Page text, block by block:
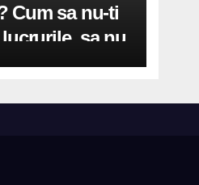
Cum sa nu-ti
sa nu
sau sa